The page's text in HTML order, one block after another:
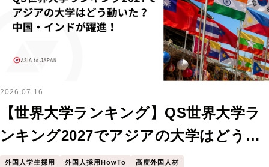
2026.07.16
【世界大学ランキング】QS世界大学ラ
ンキング2027でアジアの大学はどう動
いた？中国・インドが躍進
外国人学生採用 外国人採用HowTo 高度外国人材